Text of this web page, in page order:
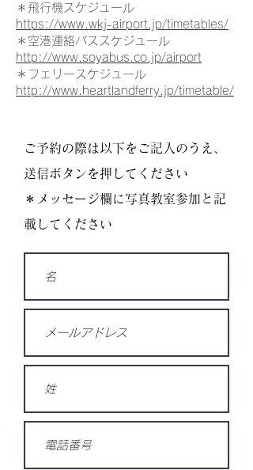
＊飛行機スケジュール
https://www.wkj-airport.jp/timetables/
＊空港連絡バススケジュール
http://www.soyabus.co.jp/airport
＊フェリースケジュール
http://www.heartlandferry.jp/timetable/
​ご予約の際は以下をご記入のうえ、
送信ボタンを押してください
​＊メッセージ欄に写真教室参加と記
載してください